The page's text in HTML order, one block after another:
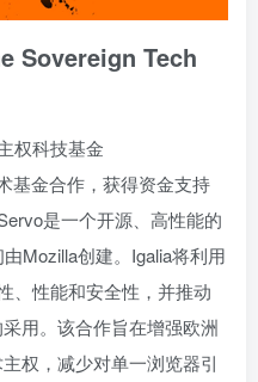
Sovereign Tech
权科技基金
基金合作，获得资金支持
是一个开源、高性能的
Mozilla创建。Igalia将利用
、性能和安全性，并推动
用。该合作旨在增强欧洲
权，减少对单一浏览器引